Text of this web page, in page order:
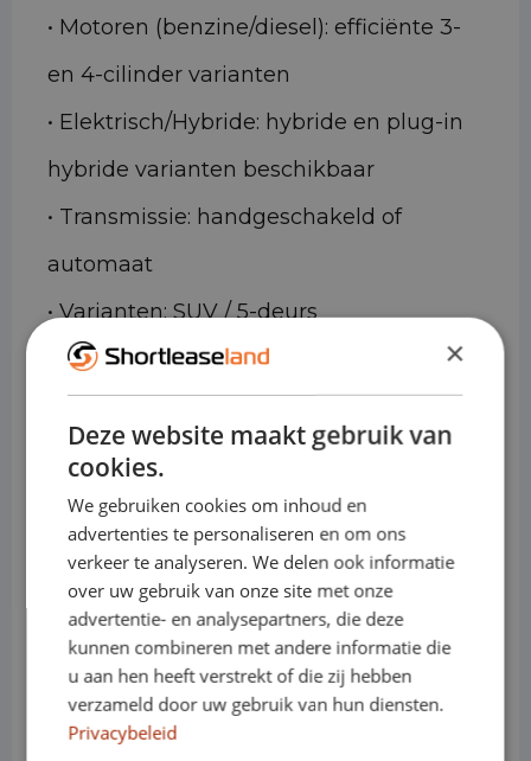
• Motoren (benzine/diesel): efficiënte 3-
en 4-cilinder varianten
• Elektrisch/Hybride: hybride en plug-in
hybride varianten beschikbaar
• Transmissie: handgeschakeld of
automaat
• Varianten: SUV / 5-deurs
• Cabines: Personenauto
Waarom de Opel Grandland X
ideaal is voor shortlease
• Direct inzetbaar voor tijdelijke
projecten of uitbreiding van capaciteit
• Comfortabel en stabiel rijgedrag, ook
bij langere ritten
• Ruime en flexibel ingedeelde
bagageruimte
×
Deze website maakt gebruik van
cookies.
We gebruiken cookies om inhoud en
advertenties te personaliseren en om ons
verkeer te analyseren. We delen ook informatie
over uw gebruik van onze site met onze
advertentie- en analysepartners, die deze
kunnen combineren met andere informatie die
u aan hen heeft verstrekt of die zij hebben
verzameld door uw gebruik van hun diensten.
Privacybeleid